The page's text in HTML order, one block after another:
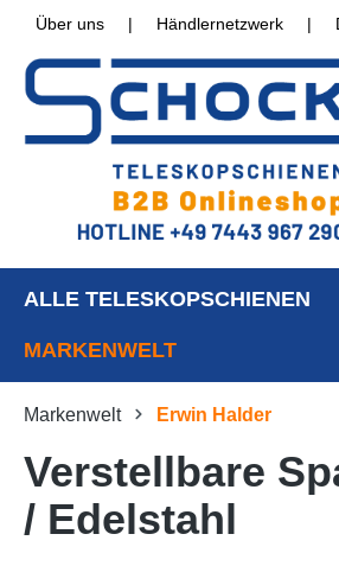
Über uns | Händlernetzwerk |
ALLE TELESKOPSCHIENEN
MARKENWELT
Markenwelt Erwin Halder
Verstellbare
/ Edelstahl